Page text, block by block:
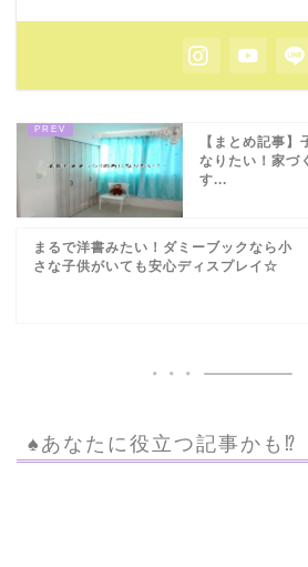
【まとめ記事
なりたい！家づ
す...
まるで洋書みたい！ダミーブックなら小
さな子供がいても安心ディスプレイ☆
♠︎あなたに役立つ記事かも⁉︎